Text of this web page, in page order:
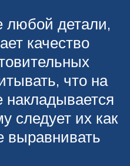
любой детали,
качество
что на
накладывается
следует их как
выравнивать